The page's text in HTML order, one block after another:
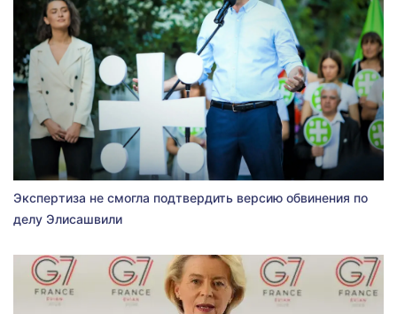
Экспертиза не смогла подтвердить версию обвинения по
делу Элисашвили